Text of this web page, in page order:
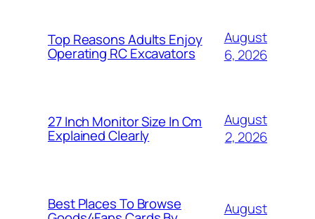
Top Reasons Adults Enjoy
Operating RC Excavators
August
6, 2026
27 Inch Monitor Size In Cm
Explained Clearly
August
2, 2026
Best Places To Browse
August